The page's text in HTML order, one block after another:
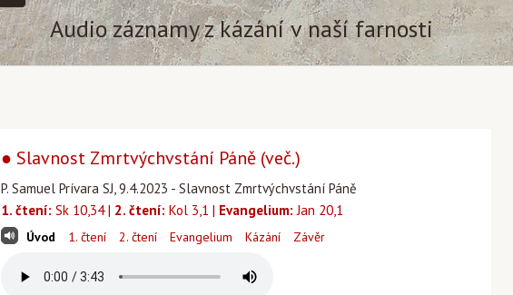
Audio záznamy z kázání v naší farnosti
● Slavnost Zmrtvýchvstání Páně (več.)
P. Samuel Prívara SJ, 9.4.2023 - Slavnost Zmrtvýchvstání Páně
1. čtení: Sk 10,34 | 2. čtení: Kol 3,1 | Evangelium: Jan 20,1
Úvod 1. čtení 2. čtení Evangelium Kázání Závěr